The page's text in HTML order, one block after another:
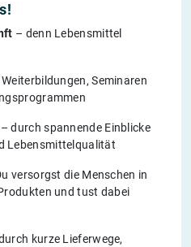
– denn Lebensmittel
Seminaren
– durch spannende Einblicke
Lebensmittelqualität
versorgst die Menschen in
und tust dabei
kurze Lieferwege,